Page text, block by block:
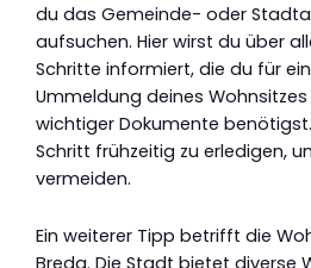
du das Gemeinde- oder
aufsuchen. Hier wirst du über
Schritte informiert, die du für
Ummeldung deines
wichtiger Dokumente
Schritt frühzeitig zu erledigen,
vermeiden.
Ein weiterer Tipp betrifft die